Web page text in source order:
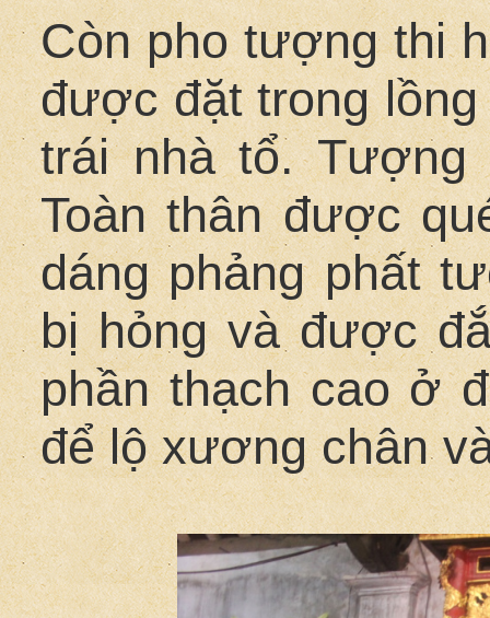
Còn pho tượng thi
được đặt trong
trái nhà tổ.
Toàn thân được
dáng phảng phất
bị hỏng và được
phần thạch cao ở
để lộ xương chân